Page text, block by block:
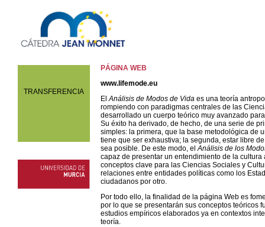
CONFERENCIAS EN
PÁGINA WEB
www.lifemode.eu
ElAnálisis de Modos de Vida es una teoría
rompiendo con paradigmas centrales de las
desarrollado un cuerpo teórico muy avanzado
Su éxito ha derivado, de hecho, de una serie de
simples: la primera, que la base metodológica de
tiene que ser exhaustiva; la segunda, estar libre
sea posible. De este modo, elAnálisis de los
capaz de presentar un entendimiento de la
conceptos clave para las Ciencias Sociales y
relaciones entre entidades políticas como los
ciudadanos por otro.
Por todo ello, la finalidad de la página Web es
por lo que se presentarán sus conceptos teóricos
estudios empíricos elaborados ya en contextos
teoría.
TRANSFERENCIA